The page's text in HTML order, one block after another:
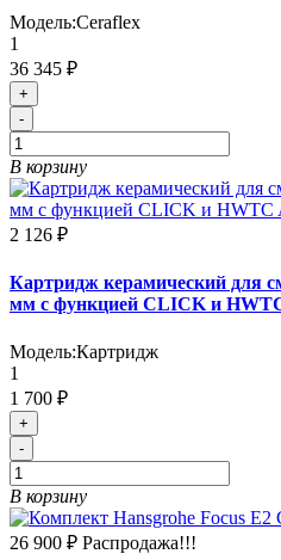
Модель:Ceraflex
1
36 345 ₽
+
-
В корзину
2 126 ₽
Картридж керамический для
мм с функцией CLICK и
Модель:Картридж
1
1 700 ₽
+
-
В корзину
26 900 ₽ Распродажа!!!